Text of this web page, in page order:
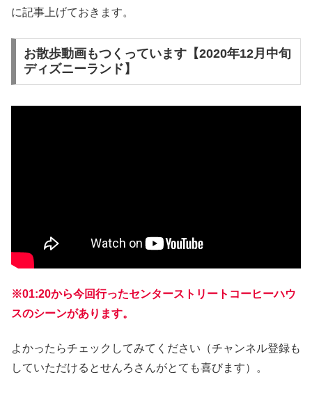
に記事上げておきます。
お散歩動画もつくっています【2020年12月中旬
ディズニーランド】
※01:20から今回行ったセンターストリートコーヒーハウ
スのシーンがあります。
よかったらチェックしてみてください（チャンネル登録も
していただけるとせんろさんがとても喜びます）。